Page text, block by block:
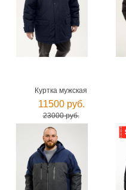
Куртка мужская
11500 руб.
23000 руб.